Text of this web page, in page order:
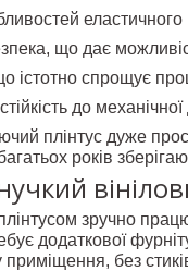
еластичного
що дає
істотно спрощує
до
плінтус дуже
років
зручно
додаткової
без